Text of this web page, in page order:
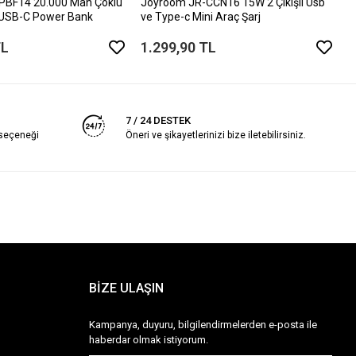
C Power Bank
ve Type-c Mini Araç Şarj
1.299,90 TL
7 / 24 DESTEK
Öneri ve şikayetlerinizi bize iletebilirsiniz.
BİZE ULAŞIN
Kampanya, duyuru, bilgilendirmelerden e-posta ile
haberdar olmak istiyorum.